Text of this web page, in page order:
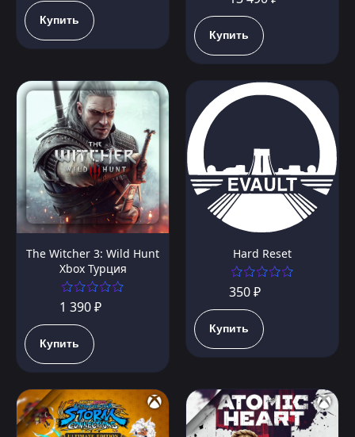
Купить
Купить
The Witcher 3: Wild Hunt
Xbox Турция
1 390 ₽
Купить
Hard Reset
350 ₽
Купить